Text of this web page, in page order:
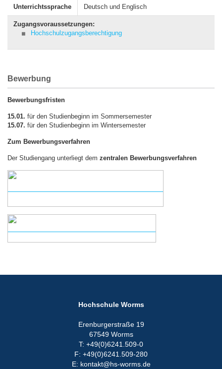
Unterrichtssprache Deutsch und Englisch
Zugangsvoraussetzungen:
Hochschulzugangsberechtigung
Bewerbung
Bewerbungsfristen
15.01. für den Studienbeginn im Sommersemester
15.07. für den Studienbeginn im Wintersemester
Zum Bewerbungsverfahren
Der Studiengang unterliegt dem zentralen Bewerbungsverfahren
Hochschule Worms
Erenburgerstraße 19
67549 Worms
T: +49(0)6241.509-0
F: +49(0)6241.509-280
E: kontakt@hs-worms.de